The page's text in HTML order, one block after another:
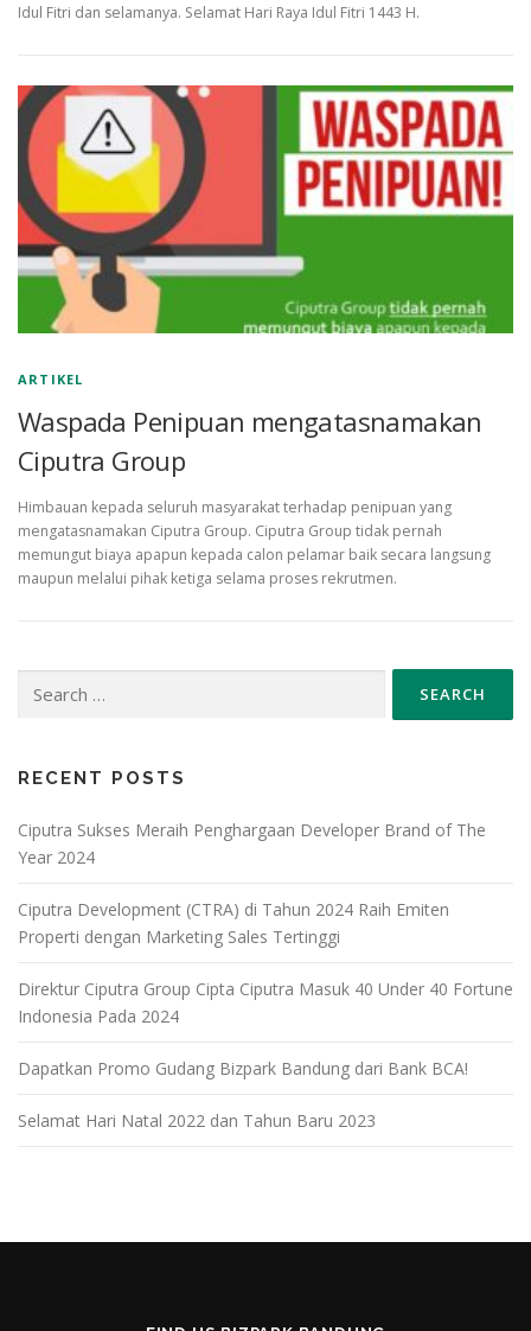
Idul Fitri dan selamanya. Selamat Hari Raya Idul Fitri 1443 H.
ARTIKEL
Waspada Penipuan mengatasnamakan
Ciputra Group
Himbauan kepada seluruh masyarakat terhadap penipuan yang
mengatasnamakan Ciputra Group. Ciputra Group tidak pernah
memungut biaya apapun kepada calon pelamar baik secara langsung
maupun melalui pihak ketiga selama proses rekrutmen.
for:
RECENT POSTS
Ciputra Sukses Meraih Penghargaan Developer Brand of The
Year 2024
Ciputra Development (CTRA) di Tahun 2024 Raih Emiten
Properti dengan Marketing Sales Tertinggi
Direktur Ciputra Group Cipta Ciputra Masuk 40 Under 40 Fortune
Indonesia Pada 2024
Dapatkan Promo Gudang Bizpark Bandung dari Bank BCA!
Selamat Hari Natal 2022 dan Tahun Baru 2023